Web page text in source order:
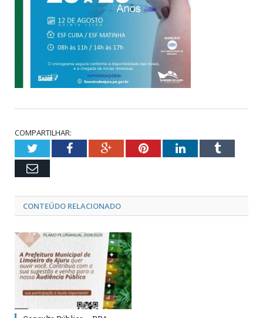
COMPARTILHAR:
TwitterFacebookGoogle+PinterestLinkedInTumblr
Email
CONTEÚDO RELACIONADO